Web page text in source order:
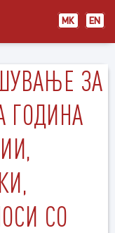
МК EN
ЗА
ГОДИНА
СО